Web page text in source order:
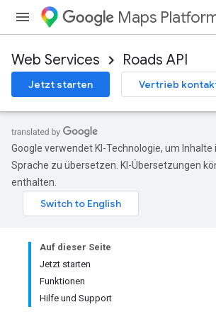
Maps
Web Services Roads API
Jetzt starten Vertrieb
Google verwendet KI-Technologie, um
Sprache zu übersetzen. KI-Übersetzungen
enthalten.
Auf dieser Seite
Jetzt starten
Funktionen
Hilfe und Support